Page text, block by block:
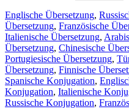
Englische Übersetzung,
Übersetzung, Französische
Italienische Übersetzung,
Übersetzung, Chinesische
Portugiesische Übersetzung,
Übersetzung, Finnische
Spanische Konjugation,
Konjugation, Italienische
Russische Konjugation,